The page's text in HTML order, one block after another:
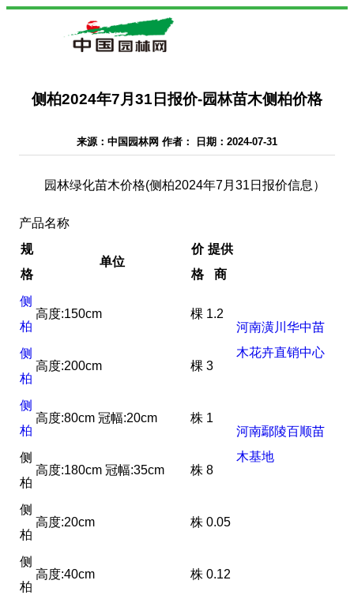
侧柏2024年7月31日报价-园林苗木侧柏价格
来源：中国园林网 作者： 日期：2024-07-31
园林绿化苗木价格(侧柏2024年7月31日报价信息）
产品名称
规
格
单位
价
格
提供
商
侧
柏
高度:150cm 棵 1.2
河南潢川华中苗
木花卉直销中心
侧
柏
高度:200cm 棵 3
侧
柏
高度:80cm 冠幅:20cm 株 1
河南鄢陵百顺苗
木基地
侧
柏
高度:180cm 冠幅:35cm 株 8
侧
柏
高度:20cm 株 0.05
侧
柏
高度:40cm 株 0.12